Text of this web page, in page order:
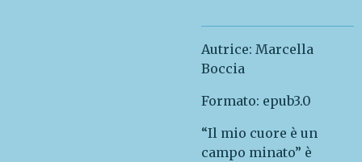
Autrice: Marcella
Boccia
Formato: epub3.0
“Il mio cuore è un
campo minato” è